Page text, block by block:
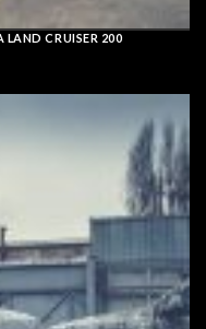
CRUISER 200